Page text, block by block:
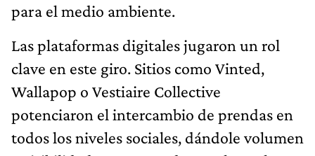
para el medio ambiente.
Las plataformas digitales jugaron un rol
clave en este giro. Sitios como Vinted,
Wallapop o Vestiaire Collective
potenciaron el intercambio de prendas en
todos los niveles sociales, dándole volumen